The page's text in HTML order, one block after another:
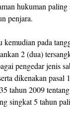
hukuman paling
penjara.
kemudian pada
2 (dua)
pengedar jenis
dikenakan pasal
tahun 2009
singkat 5 tahun